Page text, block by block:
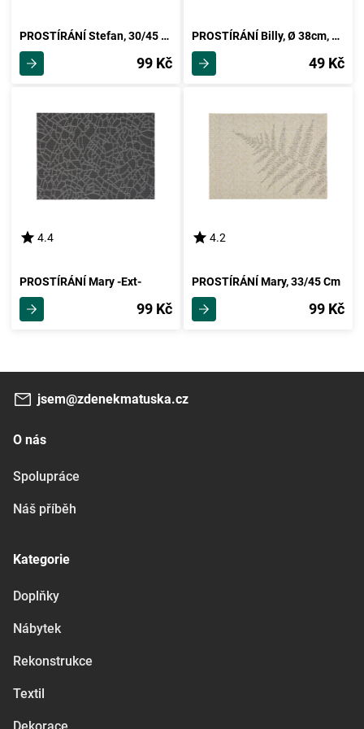
PROSTÍRÁNÍ Stefan, 30/45 Cm, Zelená
99 Kč
PROSTÍRÁNÍ Billy, Ø 38cm, 30/45cm, Béžová
49 Kč
4.4
PROSTÍRÁNÍ Mary -Ext-
99 Kč
4.2
PROSTÍRÁNÍ Mary, 33/45 Cm
99 Kč
jsem@zdenekmatuska.cz
O nás
Spolupráce
Náš příběh
Kategorie
Doplňky
Nábytek
Rekonstrukce
Textil